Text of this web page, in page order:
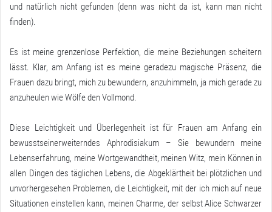
und natürlich nicht gefunden (denn was nicht da ist, kann man nicht
finden).
Es ist meine grenzenlose Perfektion, die meine Beziehungen scheitern
lässt. Klar, am Anfang ist es meine geradezu magische Präsenz, die
Frauen dazu bringt, mich zu bewundern, anzuhimmeln, ja mich gerade zu
anzuheulen wie Wölfe den Vollmond.
Diese Leichtigkeit und Überlegenheit ist für Frauen am Anfang ein
bewusstseinerweiterndes Aphrodisiakum – Sie bewundern meine
Lebenserfahrung, meine Wortgewandtheit, meinen Witz, mein Können in
allen Dingen des täglichen Lebens, die Abgeklärtheit bei plötzlichen und
unvorhergesehen Problemen, die Leichtigkeit, mit der ich mich auf neue
Situationen einstellen kann, meinen Charme, der selbst Alice Schwarzer